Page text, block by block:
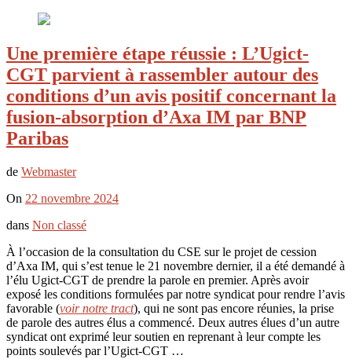
Une première étape réussie : L’Ugict-
CGT parvient à rassembler autour des
conditions d’un avis positif concernant la
fusion-absorption d’Axa IM par BNP
Paribas
de Webmaster
On 22 novembre 2024
dans Non classé
À l’occasion de la consultation du CSE sur le projet de cession
d’Axa IM, qui s’est tenue le 21 novembre dernier, il a été demandé à
l’élu Ugict-CGT de prendre la parole en premier. Après avoir
exposé les conditions formulées par notre syndicat pour rendre l’avis
favorable (voir notre tract), qui ne sont pas encore réunies, la prise
de parole des autres élus a commencé. Deux autres élues d’un autre
syndicat ont exprimé leur soutien en reprenant à leur compte les
points soulevés par l’Ugict-CGT …